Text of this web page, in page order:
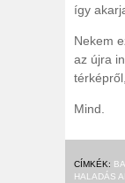
így
Nekem
az újra
Mind.
CÍMKÉK:
HALADÁS